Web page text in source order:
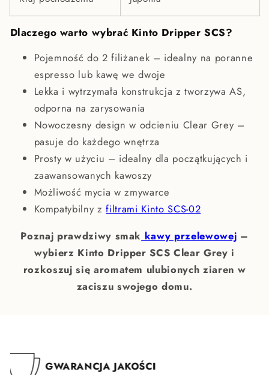
Dlaczego warto wybrać Kinto Dripper SCS?
Pojemność do 2 filiżanek – idealny na poranne
espresso lub kawę we dwoje
Lekka i wytrzymała konstrukcja z tworzywa AS,
odporna na zarysowania
Nowoczesny design w odcieniu Clear Grey –
pasuje do każdego wnętrza
Prosty w użyciu – idealny dla początkujących i
zaawansowanych kawoszy
Możliwość mycia w zmywarce
Kompatybilny zfiltrami Kinto SCS-02
Poznaj prawdziwy smak kawy przelewowej –
wybierz Kinto Dripper SCS Clear Grey i
rozkoszuj się aromatem ulubionych ziaren w
zaciszu swojego domu.
GWARANCJA JAKOŚCI